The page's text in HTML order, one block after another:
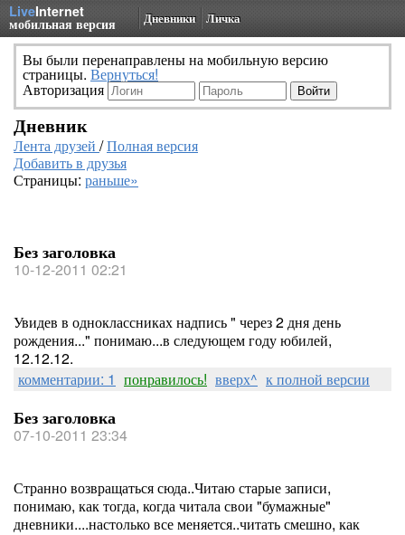
LiveInternet
мобильная версия Дневники Личка
Вы были перенаправлены на мобильную версию
страницы. Вернуться!
Авторизация
Дневник
Лента друзей /Полная версия
Добавить в друзья
Страницы: раньше»
Без заголовка
10-12-2011 02:21
Увидев в одноклассниках надпись " через 2 дня день
рождения..." понимаю...в следующем году юбилей,
12.12.12.
комментарии: 1 понравилось! вверх^ к полной версии
Без заголовка
07-10-2011 23:34
Странно возвращаться сюда..Читаю старые записи,
понимаю, как тогда, когда читала свои "бумажные"
дневники....настолько все меняется..читать смешно, как